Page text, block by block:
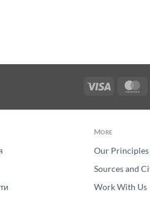
Visa
More
Our Principles
Sources and
Work With Us